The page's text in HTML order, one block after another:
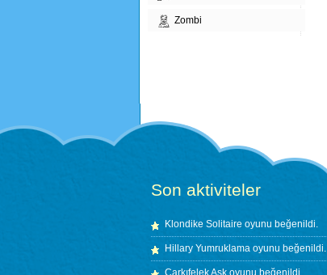
Zombi
Son aktiviteler
Klondike Solitaire oyunu beğenildi.
Hillary Yumruklama oyunu beğenildi.
Çarkıfelek Aşk oyunu beğenildi.